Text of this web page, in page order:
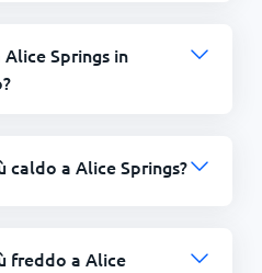
Springs in
caldo a Alice Springs?
freddo a Alice